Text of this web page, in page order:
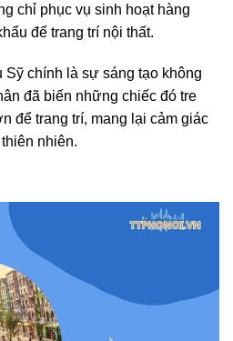
chỉ phục vụ sinh hoạt hàng
để trang trí nội thất.
chính là sự sáng tạo không
đã biến những chiếc đó tre
để trang trí, mang lại cảm giác
nhiên.